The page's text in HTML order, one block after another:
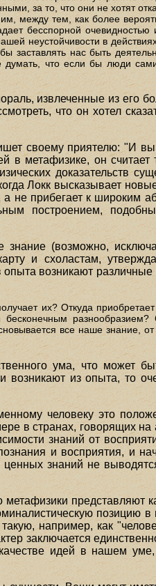
за то, что они не хотят
между тем, как более
бесспорной очевидностью
неустойчивости в
заставлять нас быть
думать, что если бы люди
извлеченные из его
что он хотел
своему приятелю: "И
в метафизике, он считает
доказательств
Локк высказывает
не прибегает к широким
построением,
(возможно,
и схоластам,
опыта возникают
их? Откуда приобретает
разнообразием?
все наше знание, от
ума, что может
возникают из опыта, то
человеку это
в странах, говорящих на
знаний от
и восприятия, и
знаний не
представляют
позицию в
например, как
заключается
идей в нашем